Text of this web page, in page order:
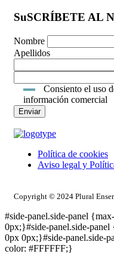
SuSCRÍBETE AL
Nombre
Apellidos
Consiento el uso
información comercial
Política de cookies
Aviso legal y
Copyright © 2024 Plural
#side-panel.side-panel
0px;}#side-panel.side-
0px 0px;}#side-panel.side-
color: #FFFFFF;}